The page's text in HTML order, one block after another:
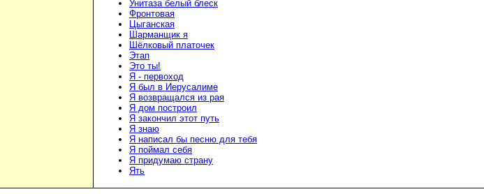
Унитаза белый блеск
Фронтовая
Цыганская
Шарманщик я
Шёлковый платочек
Этап
Это ты!
Я - первоход
Я был в Иерусалиме
Я возвращался из рая
Я дом построил
Я закончил этот путь
Я знаю
Я написал бы песню для тебя
Я поймал себя
Я придумаю страну
Ять